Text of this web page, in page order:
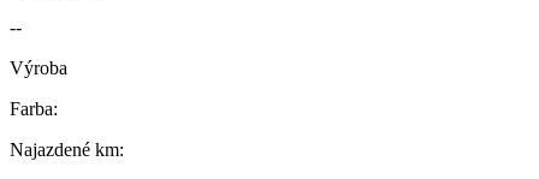
--
Výroba
Farba:
Najazdené km: